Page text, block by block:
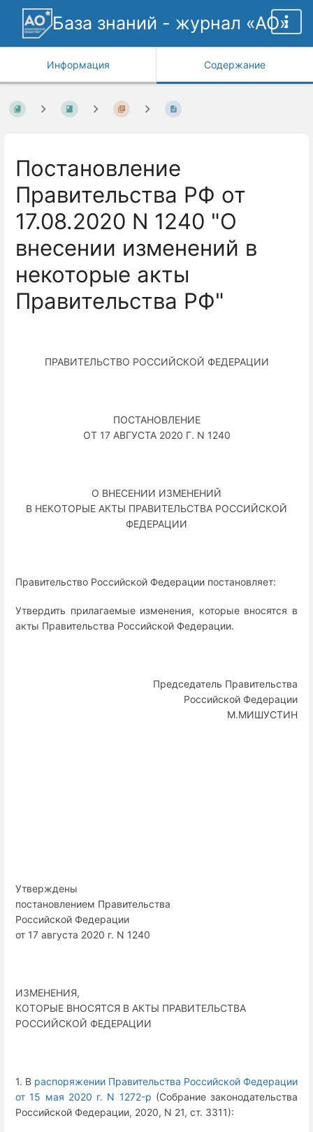
База знаний - журнал «АО»
Информация Содержание
Постановление
Правительства РФ от
17.08.2020 N 1240 "О
внесении изменений в
некоторые акты
Правительства РФ"
ПРАВИТЕЛЬСТВО РОССИЙСКОЙ ФЕДЕРАЦИИ
ПОСТАНОВЛЕНИЕ
ОТ 17 АВГУСТА 2020 Г. N 1240
О ВНЕСЕНИИ ИЗМЕНЕНИЙ
В НЕКОТОРЫЕ АКТЫ ПРАВИТЕЛЬСТВА РОССИЙСКОЙ
ФЕДЕРАЦИИ
Правительство Российской Федерации постановляет:
Утвердить прилагаемые изменения, которые вносятся в
акты Правительства Российской Федерации.
Председатель Правительства
Российской Федерации
М.МИШУСТИН
Утверждены
постановлением Правительства
Российской Федерации
от 17 августа 2020 г. N 1240
ИЗМЕНЕНИЯ,
КОТОРЫЕ ВНОСЯТСЯ В АКТЫ ПРАВИТЕЛЬСТВА
РОССИЙСКОЙ ФЕДЕРАЦИИ
1. В распоряжении Правительства Российской Федерации
от 15 мая 2020 г. N 1272-р (Собрание законодательства
Российской Федерации, 2020, N 21, ст. 3311):